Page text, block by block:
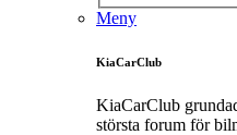
Meny
KiaCarClub
KiaCarClub
största forum för